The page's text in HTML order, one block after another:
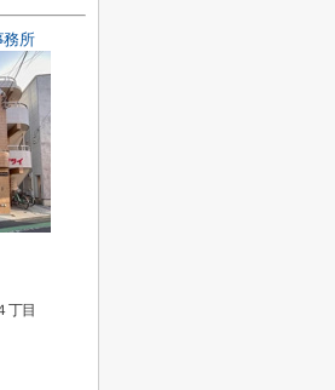
務所
丁目